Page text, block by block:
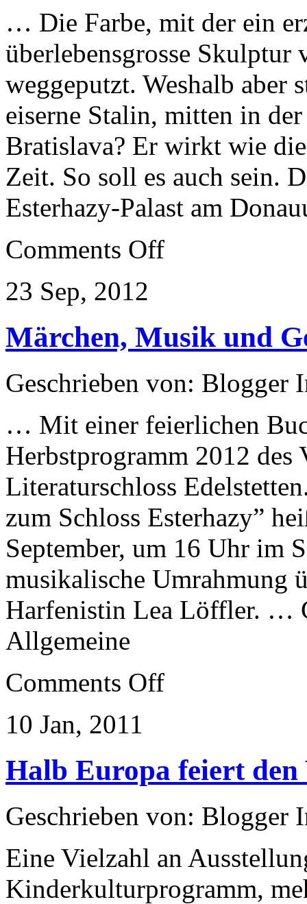
… Die Farbe, mit der ein
überlebensgrosse Skulptur
weggeputzt. Weshalb aber
eiserne Stalin, mitten in
Bratislava? Er wirkt wie
Zeit. So soll es auch sein.
Esterhazy-Palast am
Comments Offon
Slowakische
23 Sep, 2012
Märchen, Musik und
Geschrieben von: Blogger
… Mit einer feierlichen
Herbstprogramm 2012 des
Literaturschloss
zum Schloss Esterhazy”
September, um 16 Uhr im
musikalische Umrahmung
Harfenistin Lea Löffler. …
Allgemeine
Comments Offon
Märchen,
10 Jan, 2011
Halb Europa feiert
Geschrieben von: Blogger
Eine Vielzahl an
Kinderkulturprogramm,